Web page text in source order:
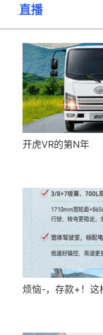
直播
开虎VR的第N年
烦恼-，存款+！这